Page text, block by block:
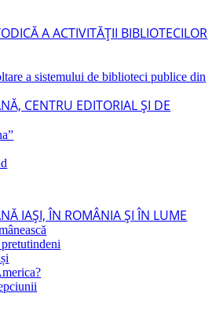
A ACTIVITĂŢII BIBLIOTECILOR
a sistemului de biblioteci publice din
CENTRU EDITORIAL ŞI DE
IAŞI, ÎN ROMÂNIA ŞI ÎN LUME